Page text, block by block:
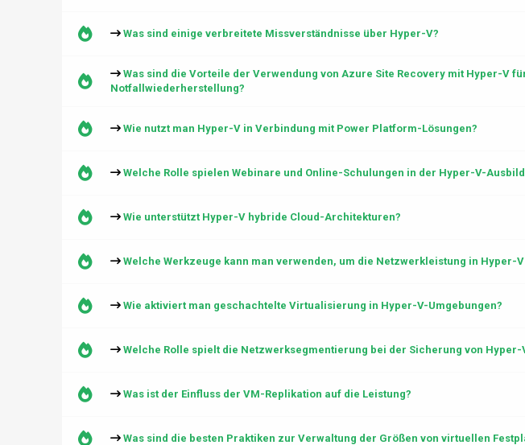
Was sind einige verbreitete Missverständnisse über Hyper-V?
Was sind die Vorteile der Verwendung von Azure Site Recovery mit Hyper-V
Notfallwiederherstellung?
Wie nutzt man Hyper-V in Verbindung mit Power Platform-Lösungen?
Welche Rolle spielen Webinare und Online-Schulungen in der Hyper-V-
Wie unterstützt Hyper-V hybride Cloud-Architekturen?
Welche Werkzeuge kann man verwenden, um die Netzwerkleistung in Hyper-
Wie aktiviert man geschachtelte Virtualisierung in Hyper-V-Umgebungen?
Welche Rolle spielt die Netzwerksegmentierung bei der Sicherung von
Was ist der Einfluss der VM-Replikation auf die Leistung?
Was sind die besten Praktiken zur Verwaltung der Größen von virtuellen